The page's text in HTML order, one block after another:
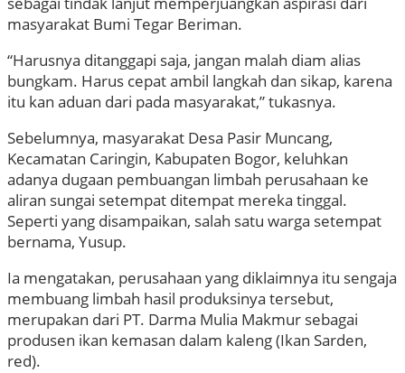
masyarakat Bumi Tegar Beriman.
“Harusnya ditanggapi saja, jangan malah diam alias
bungkam. Harus cepat ambil langkah dan sikap, karena
itu kan aduan dari pada masyarakat,” tukasnya.
Sebelumnya, masyarakat Desa Pasir Muncang,
Kecamatan Caringin, Kabupaten Bogor, keluhkan
adanya dugaan pembuangan limbah perusahaan ke
aliran sungai setempat ditempat mereka tinggal.
Seperti yang disampaikan, salah satu warga setempat
bernama, Yusup.
Ia mengatakan, perusahaan yang diklaimnya itu sengaja
membuang limbah hasil produksinya tersebut,
merupakan dari PT. Darma Mulia Makmur sebagai
produsen ikan kemasan dalam kaleng (Ikan Sarden,
red).